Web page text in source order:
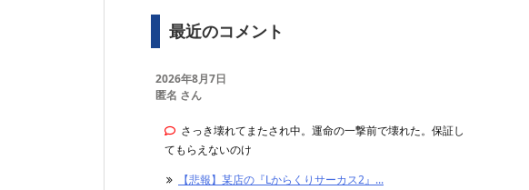
最近のコメント
2026年8月7日
匿名 さん
さっき壊れてまたされ中。運命の一撃前で壊れた。保証し
てもらえないのけ
【悲報】某店の『Lからくりサーカス2』...